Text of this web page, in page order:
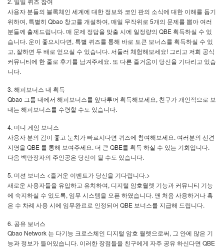
일일 퀴즈 참여
사용자 분들의 블록체인 세계에 대한 정보와 코인 판의 소식에 대한 이해를 돕기
위하여 , 특별히 Qbao 창고를 개설하여 , 매일 무작위로 5개의 문제를 뽑아 여러
분들께 출제드립니다. 매 문제 정답을 맞출 시에 일정량의 QBE 획득하실 수 있
습니다. 운이 좋으시다면 , 특별 퀴즈를 통해 바로 토큰 보너스를 획득하실 수 있
고, 잘하면 두 배로 얻으실 수 있습니다. 서둘러 체험해보세요! 그리고 저희 공식
커뮤니티에 한 줄로 후기를 남겨주세요. 또 다른 즐거움이 당신을 기다리고 있습
니다.
3. 해피보너스 내 획득
Qbao 그룹 내에서 해피보너스를 앞다투어 획득해보세요, 친구가 개인적으로 보
내는 해피보너스를 수령할 수도 있습니다.
4. 미니 게임 보너스
사용자 분의 감이 좋고 눈치가 빠르시다면 퀴즈에 참여해보세요. 여러분의 선견
지명을 QBE 를 통해 보여주세요. 더 큰 QBE를 획득 하실 수 있는 기회입니다.
다음 백만장자의 주인공은 당신이 될 수도 있습니다.
5. 미션 보너스 <즐거운 이벤트가 당신을 기다립니다.>
새로운 사용자들을 유입하고 유치하여 , 디지털 암호월렛 기능과 커뮤니티 기능
에 숙지하실 수 있도록, 임무 시스템을 오픈 하였습니다. 맨 처음 사용하거나 혹
은 수 차례 사용 시에 임무완료로 인정되어 QBE 보너스를 지급해 드립니다.
6. 공유 보너스
Qbao Network 는 다기능 크로스체인 디지털 암호 월렛으로써 , 그 안에 많은 기
능과 정보가 들어있습니다. 이러한 장점들을 친구에게 자주 공유 하신다면 QBE